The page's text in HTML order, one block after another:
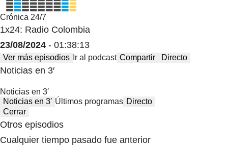
Crónica 24/7
1x24: Radio Colombia
23/08/2024 - 01:38:13
Ver más episodios Ir al podcast Compartir Directo
Noticias en 3′
Noticias en 3′
Noticias en 3′ Últimos programas Directo
Cerrar
Otros episodios
Cualquier tiempo pasado fue anterior